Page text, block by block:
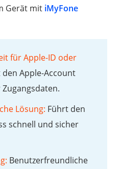
Gerät mit iMyFone
für Apple-ID oder
Apple-Account
Lösung: Führt den
schnell und sicher
Benutzerfreundliche